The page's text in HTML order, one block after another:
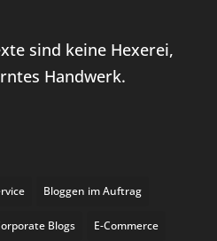
sind keine Hexerei,
Handwerk.
Bloggen im Auftrag
Blogs E-Commerce